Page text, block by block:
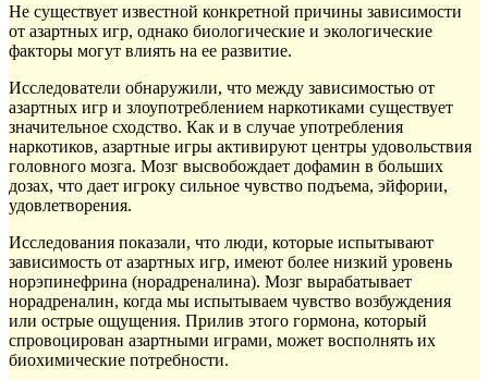
Не существует известной конкретной причины зависимости
от азартных игр, однако биологические и экологические
факторы могут влиять на ее развитие.
Исследователи обнаружили, что между зависимостью от
азартных игр и злоупотреблением наркотиками существует
значительное сходство. Как и в случае употребления
наркотиков, азартные игры активируют центры удовольствия
головного мозга. Мозг высвобождает дофамин в больших
дозах, что дает игроку сильное чувство подъема, эйфории,
удовлетворения.
Исследования показали, что люди, которые испытывают
зависимость от азартных игр, имеют более низкий уровень
норэпинефрина (норадреналина). Мозг вырабатывает
норадреналин, когда мы испытываем чувство возбуждения
или острые ощущения. Прилив этого гормона, который
спровоцирован азартными играми, может восполнять их
биохимические потребности.